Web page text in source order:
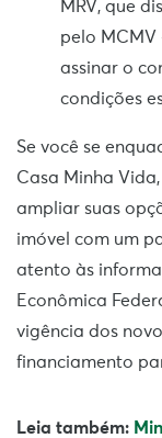
MRV, que
pelo MCMV
assinar o
condições
Se você se
Casa Minha
ampliar suas
imóvel com um
atento às
Econômica
vigência dos
financiamento
Leia também: